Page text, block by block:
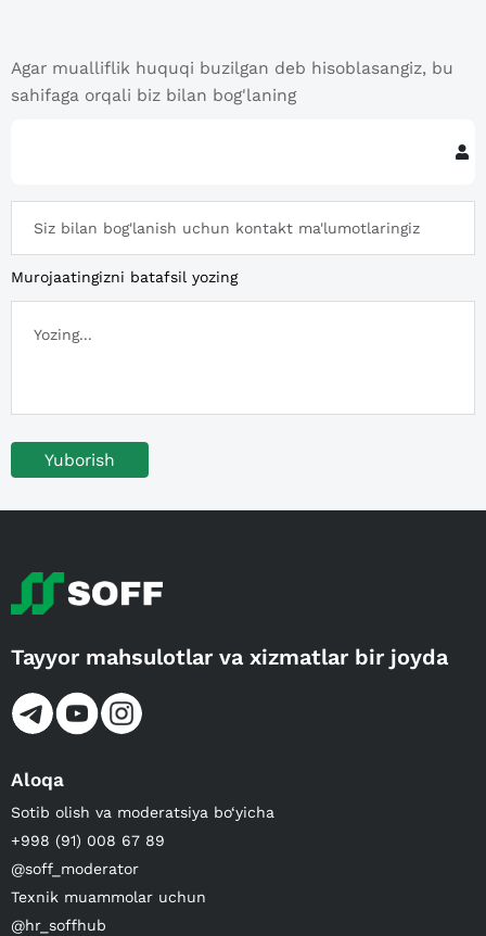
Agar mualliflik huquqi buzilgan deb hisoblasangiz, bu
sahifaga orqali biz bilan bog'laning
Murojaatingizni batafsil yozing
Yuborish
Tayyor mahsulotlar va xizmatlar bir joyda
Aloqa
Sotib olish va moderatsiya bo‘yicha
+998 (91) 008 67 89
@soff_moderator
Texnik muammolar uchun
@hr_soffhub